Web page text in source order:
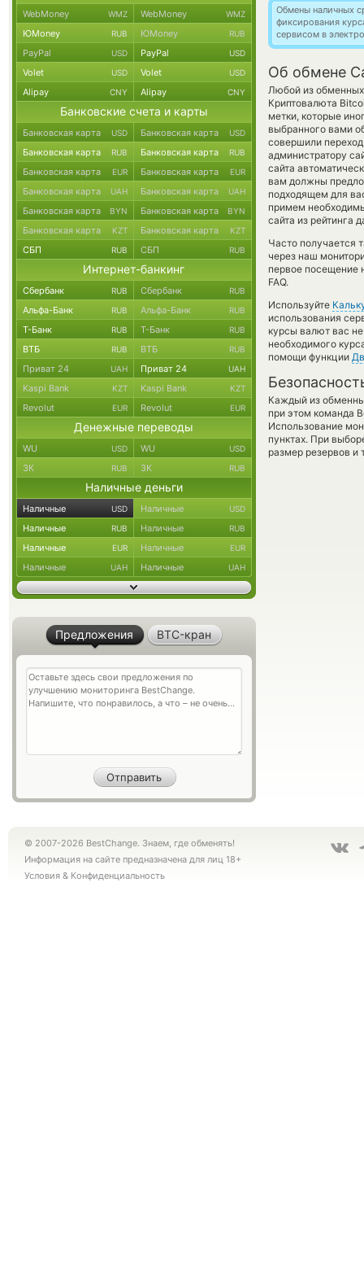
Обмены наличных
фиксирования
сервисом в
Об обмене
Любой из обменных
Криптовалюта
метки, которые
выбранного вами
совершили
администратору
сайта
вам должны
подходящем для
примем
сайта из рейтинга
Часто получается
через наш
первое посещение
FAQ.
Используйте
использования
курсы валют вас
необходимого
помощи функции
Каждый из
при этом команда
Использование
пунктах. При
размер резервов и
WebMoney WMZ WebMoney WMZ
ЮMoney RUB ЮMoney RUB
PayPal USD PayPal USD
Volet USD Volet USD
Alipay CNY Alipay CNY
Банковские счета и карты
Банковская карта USD Банковская карта USD
Банковская карта RUB Банковская карта RUB
Банковская карта EUR Банковская карта EUR
Банковская карта UAH Банковская карта UAH
Банковская карта BYN Банковская карта BYN
Банковская карта KZT Банковская карта KZT
СБП RUB СБП RUB
Интернет-банкинг
Сбербанк RUB Сбербанк RUB
Альфа-Банк RUB Альфа-Банк RUB
Т-Банк RUB Т-Банк RUB
ВТБ RUB ВТБ RUB
Приват 24 UAH Приват 24 UAH
Kaspi Bank KZT Kaspi Bank KZT
Revolut EUR Revolut EUR
Денежные переводы
WU USD WU USD
ЗК RUB ЗК RUB
Наличные деньги
Наличные USD Наличные USD
Наличные RUB Наличные RUB
Наличные EUR Наличные EUR
Наличные UAH Наличные UAH
Предложения BTC-кран
© 2007-2026 BestChange. Знаем, где обменять!
Информация на сайте предназначена для лиц 18+
Условия & Конфиденциальность